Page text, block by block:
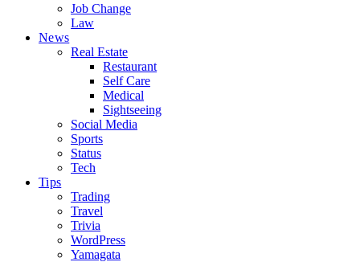
Job Change
Law
News
Real Estate
Restaurant
Self Care
Medical
Sightseeing
Social Media
Sports
Status
Tech
Tips
Trading
Travel
Trivia
WordPress
Yamagata